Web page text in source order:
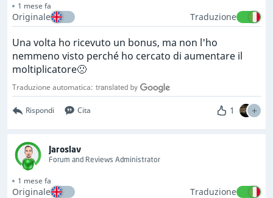
1 mese fa
Originale Traduzione
Una volta ho ricevuto un bonus, ma non l'ho
nemmeno visto perché ho cercato di aumentare il
moltiplicatore🙁
Traduzione automatica:
Rispondi Cita 1
Jaroslav
Forum and Reviews Administrator
1 mese fa
Originale Traduzione